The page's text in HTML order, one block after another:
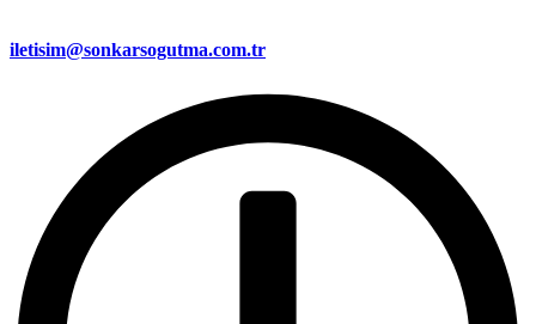
iletisim@sonkarsogutma.com.tr​